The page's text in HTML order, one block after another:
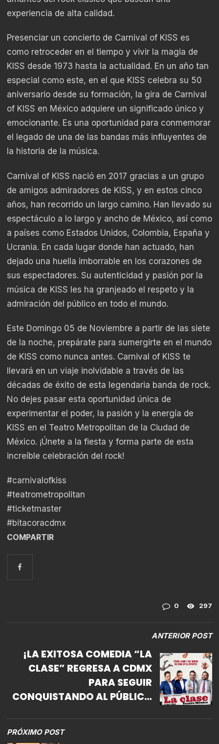
experiencia de alta calidad.
Presenciar un concierto de Carnival of KISS es
como retroceder en el tiempo y vivir la magia de
KISS desde 1973 hasta la actualidad. En un año tan
especial como este, en el que KISS celebra su 50
aniversario desde su formación, la gira de Carnival
of KISS en México adquiere un significado único y
emocionante. Es una oportunidad para conmemorar
el legado de una de las bandas más influyentes de
la historia de la música.
Carnival of KISS nació en 2017 gracias a un grupo
de amigos admiradores de KISS, y en estos cinco
años, han recorrido un largo camino. Han llevado su
espectáculo a lo largo y ancho de México, así como
a países como Estados Unidos, Colombia, España y
Ucrania. En cada lugar donde han actuado, han
dejado una huella imborrable en los corazones de
sus espectadores. Su autenticidad y pasión por la
música de KISS les ha granjeado el respeto y la
admiración del público en todo el mundo.
Este Domingo 05 de Noviembre a partir de las siete
de la noche, prepárate para sumergirte en el mundo
de KISS como nunca antes. Carnival of KISS te
llevará en un viaje inolvidable a través de las
décadas de éxito de esta legendaria banda de rock.
No dejes pasar esta oportunidad única de
experimentar el poder, la pasión y la energía de
KISS en el Teatro Metropolitan de la Ciudad de
México. ¡Únete a la fiesta y forma parte de esta
increíble celebración del rock!
#carnivalofkiss
#teatrometropolitan
#ticketmaster
#bitacoracdmx
COMPARTIR
0 297
ANTERIOR POST
¡LA EXITOSA COMEDIA “LA
CLASE” REGRESA A CDMX
PARA SEGUIR
CONQUISTANDO AL PÚBLICO
PRÓXIMO POST